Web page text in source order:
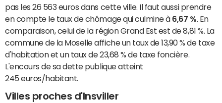
pas les 26 563 euros dans cette ville. Il faut aussi prendre
en compte le taux de chômage qui culmine à 6,67 % . En
comparaison, celui de la région Grand Est est de 8,81 %. La
commune de la Moselle affiche un taux de 13,90 % de taxe
d'habitation et un taux de 23,68 % de taxe foncière.
L'encours de sa dette publique atteint
245 euros/habitant.
Villes proches d'Insviller